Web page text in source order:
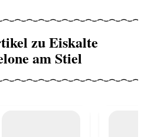
zu Eiskalte
am Stiel